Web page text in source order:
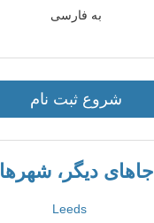
به فارسی
شروع ثبت نام
جاهای دیگر، شهرها
Leeds